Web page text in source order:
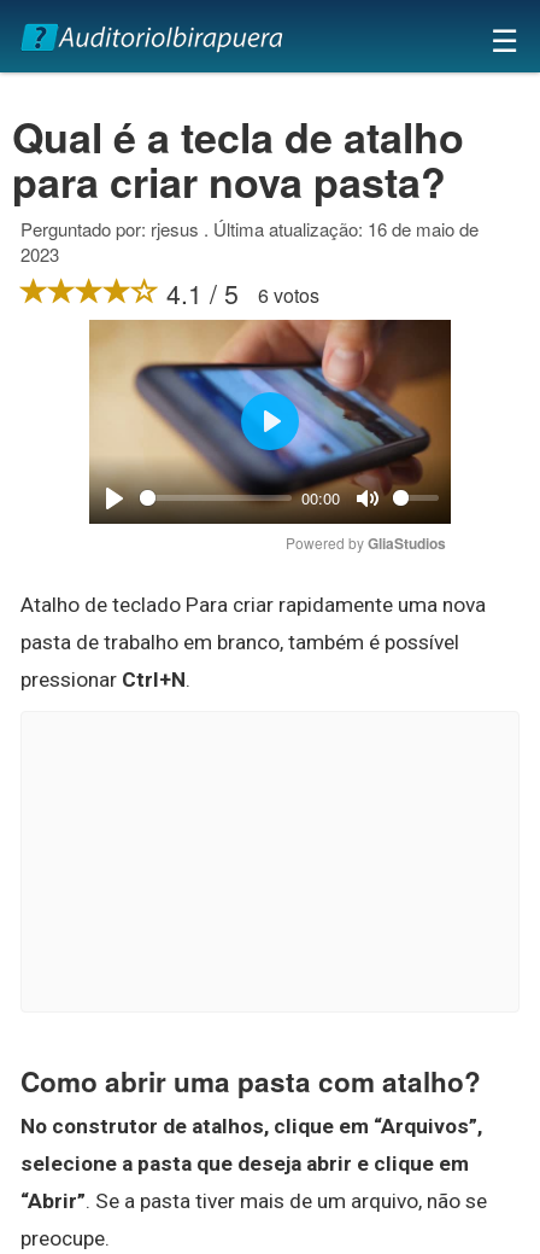
×
☰
Qual é a tecla de atalho
para criar nova pasta?
Perguntado por: rjesus . Última atualização: 16 de maio de
2023
4.1 / 5 6 votos
Play
00:00
Mute
Play
Powered by GliaStudios
Atalho de teclado Para criar rapidamente uma nova
pasta de trabalho em branco, também é possível
pressionar Ctrl+N.
Como abrir uma pasta com atalho?
No construtor de atalhos, clique em “Arquivos”,
selecione a pasta que deseja abrir e clique em
“Abrir”. Se a pasta tiver mais de um arquivo, não se
preocupe.